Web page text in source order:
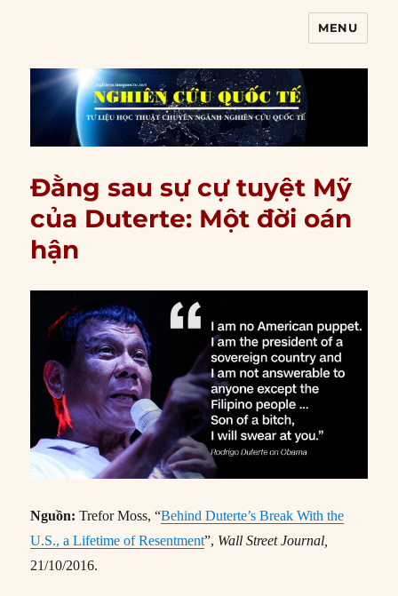
MENU
Đằng sau sự cự tuyệt Mỹ
của Duterte: Một đời oán
hận
Nguồn: Trefor Moss, “Behind Duterte’s Break With the
U.S., a Lifetime of Resentment”, Wall Street Journal,
21/10/2016.